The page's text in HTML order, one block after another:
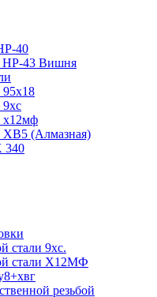
40
НР-43 Вишня
х12мф
ХВ5 (Алмазная)
340
стали 9хс.
стали Х12МФ
резьбой